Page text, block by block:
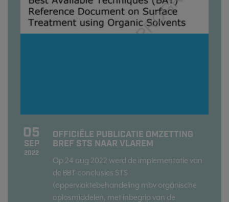
05
SEP
2022
OFFICIËLE PUBLICATIE OMZETTING
BREF STS NAAR VLAREM
Op 24 aug 2022 werd de implementatie van
de BBT-conclusies STS
(oppervlaktebehandeling mbv organische
oplosmiddelen, met inbegrip van de